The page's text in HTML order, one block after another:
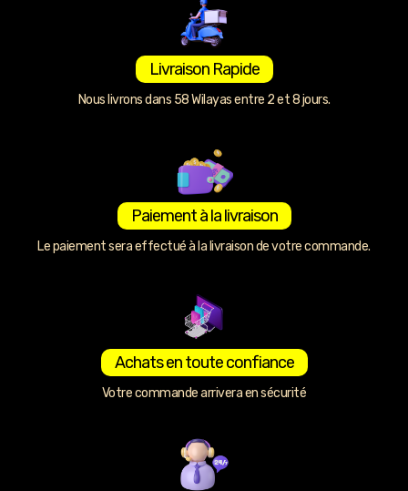
Livraison Rapide
Nous livrons dans 58 Wilayas entre 2 et 8 jours.
Paiement à la livraison
Le paiement sera effectué à la livraison de votre commande.
Achats en toute confiance
Votre commande arrivera en sécurité